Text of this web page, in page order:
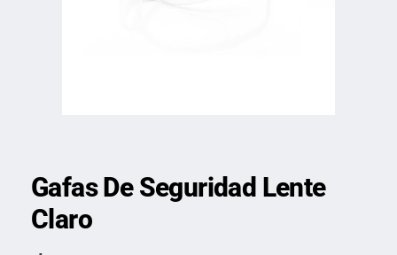
Gafas De Seguridad Lente
Claro